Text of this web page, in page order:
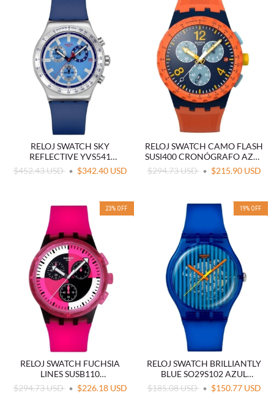
RELOJ SWATCH SKY
REFLECTIVE YVS541
CRONÓGRAFO ACERO
INOXIDABLE AZUL
$452.43 USD $342.40 USD
RELOJ SWATCH CAMO FLASH
SUSI400 CRONÓGRAFO AZUL
Y NARANJA
$294.73 USD $215.90 USD
23% OFF
RELOJ SWATCH FUCHSIA
LINES SUSB110
CRONÓGRAFO ROSA Y
NEGRO
$294.73 USD $226.18 USD
19% OFF
RELOJ SWATCH BRILLIANTLY
BLUE SO29S102 AZUL
TRANSPARENTE
$185.08 USD $150.77 USD